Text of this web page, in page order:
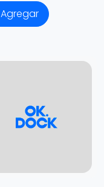
Agregar